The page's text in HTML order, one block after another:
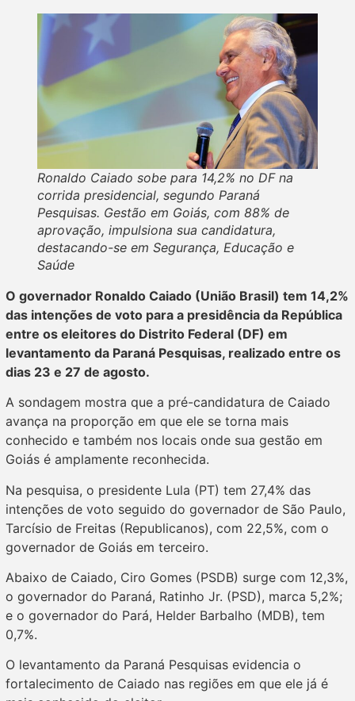
Ronaldo Caiado sobe para 14,2% no DF na
corrida presidencial, segundo Paraná
Pesquisas. Gestão em Goiás, com 88% de
aprovação, impulsiona sua candidatura,
destacando-se em Segurança, Educação e
Saúde
O governador Ronaldo Caiado (União Brasil) tem 14,2%
das intenções de voto para a presidência da República
entre os eleitores do Distrito Federal (DF) em
levantamento da Paraná Pesquisas, realizado entre os
dias 23 e 27 de agosto.
A sondagem mostra que a pré-candidatura de Caiado
avança na proporção em que ele se torna mais
conhecido e também nos locais onde sua gestão em
Goiás é amplamente reconhecida.
Na pesquisa, o presidente Lula (PT) tem 27,4% das
intenções de voto seguido do governador de São Paulo,
Tarcísio de Freitas (Republicanos), com 22,5%, com o
governador de Goiás em terceiro.
Abaixo de Caiado, Ciro Gomes (PSDB) surge com 12,3%,
o governador do Paraná, Ratinho Jr. (PSD), marca 5,2%;
e o governador do Pará, Helder Barbalho (MDB), tem
0,7%.
O levantamento da Paraná Pesquisas evidencia o
fortalecimento de Caiado nas regiões em que ele já é